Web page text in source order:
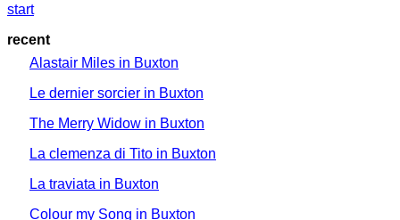
start
recent
Alastair Miles in Buxton
Le dernier sorcier in Buxton
The Merry Widow in Buxton
La clemenza di Tito in Buxton
La traviata in Buxton
Colour my Song in Buxton